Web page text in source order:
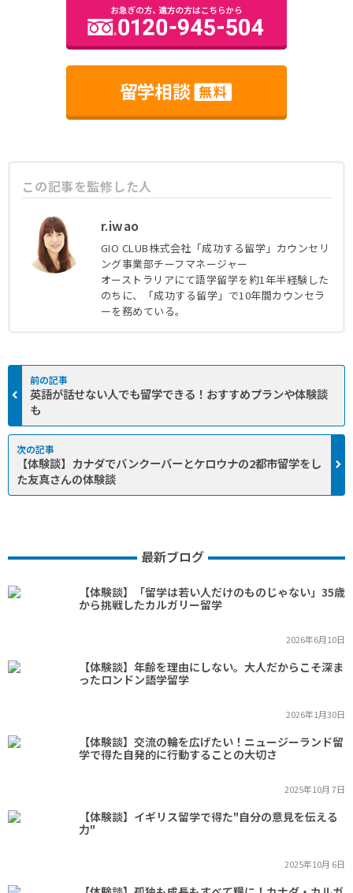
この記事を監修した人
r.iwao
GIO CLUB株式会社「成功する留学」カウンセリ
ング事業部チーフマネージャー
オーストラリアにて語学留学を約1年半経験した
のちに、「成功する留学」で10年間カウンセラ
ーを務めている。
英語が話せない人でも留学できる！おすすめプランや体験談
も
【体験談】カナダでバンクーバーとケロウナの2都市留学をし
た友真さんの体験談
最新ブログ
【体験談】「留学は若い人だけのものじゃない」35歳
から挑戦したカルガリー留学
2026年6月10日
【体験談】年齢を理由にしない。大人だからこそ深ま
ったロンドン語学留学
2026年1月30日
【体験談】交流の輪を広げたい！ニュージーランド留
学で得た自発的に行動することの大切さ
2025年10月 7日
【体験談】イギリス留学で得た"自分の意見を伝える
力"
2025年10月 6日